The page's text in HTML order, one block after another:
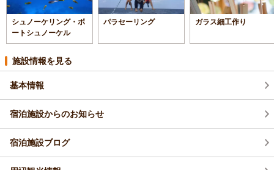
シュノーケリング・ボ
ートシュノーケル
パラセーリング ガラス細工作り
施設情報を見る
基本情報
宿泊施設からのお知らせ
宿泊施設ブログ